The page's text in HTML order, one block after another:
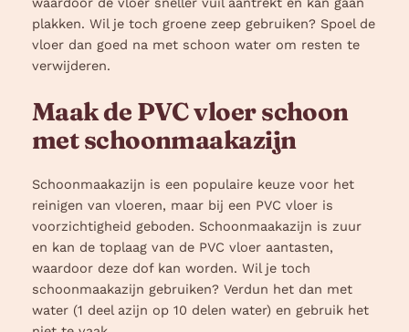
plakken. Wil je toch groene zeep gebruiken? Spoel de
vloer dan goed na met schoon water om resten te
verwijderen.
Maak de PVC vloer schoon
met schoonmaakazijn
Schoonmaakazijn is een populaire keuze voor het
reinigen van vloeren, maar bij een PVC vloer is
voorzichtigheid geboden. Schoonmaakazijn is zuur
en kan de toplaag van de PVC vloer aantasten,
waardoor deze dof kan worden. Wil je toch
schoonmaakazijn gebruiken? Verdun het dan met
water (1 deel azijn op 10 delen water) en gebruik het